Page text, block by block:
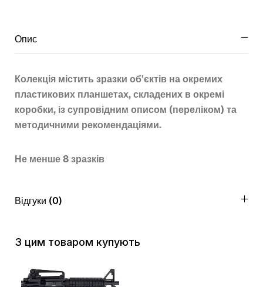
Підкатегорії відсутні.
Опис
Колекція містить зразки об’єктів на окремих
пластикових планшетах, складених в окремі
коробки, із супровідним описом (переліком) та
методичними рекомендаціями.
Не менше 8 зразків
Відгуки (0)
З цим товаром купують